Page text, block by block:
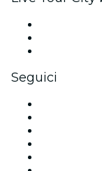
Seguici